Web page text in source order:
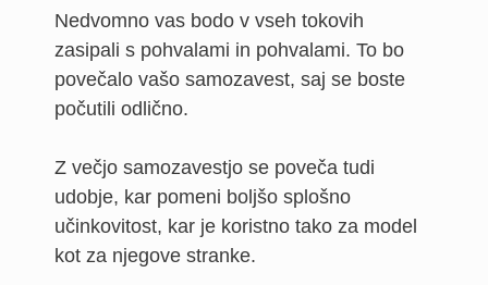
Nedvomno vas bodo v vseh tokovih
zasipali s pohvalami in pohvalami. To bo
povečalo vašo samozavest, saj se boste
počutili odlično.
Z večjo samozavestjo se poveča tudi
udobje, kar pomeni boljšo splošno
učinkovitost, kar je koristno tako za model
kot za njegove stranke.